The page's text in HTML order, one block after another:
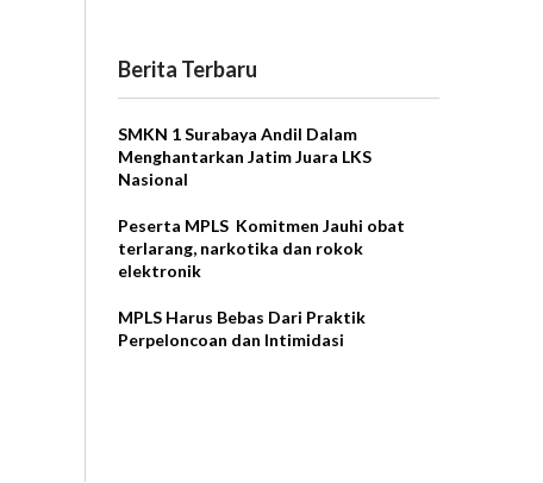
Berita Terbaru
SMKN 1 Surabaya Andil Dalam
Menghantarkan Jatim Juara LKS
Nasional
Peserta MPLS Komitmen Jauhi obat
terlarang, narkotika dan rokok
elektronik
MPLS Harus Bebas Dari Praktik
Perpeloncoan dan Intimidasi